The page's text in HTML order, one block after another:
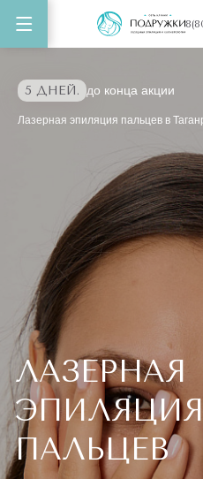
5 ДНЕЙ. до конца акции
Лазерная эпиляция пальцев в
ЛАЗЕРНАЯ
ЭПИЛЯЦИЯ
ПАЛЬЦЕВ